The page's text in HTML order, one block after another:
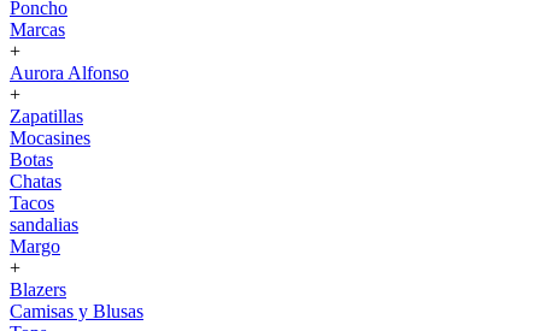
Poncho
Marcas
+
Aurora Alfonso
+
Zapatillas
Mocasines
Botas
Chatas
Tacos
sandalias
Margo
+
Blazers
Camisas y Blusas